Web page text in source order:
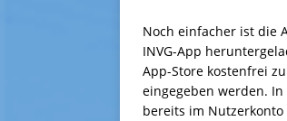
Noch einfacher ist die
INVG-App
App-Store kostenfrei
eingegeben werden.
bereits im